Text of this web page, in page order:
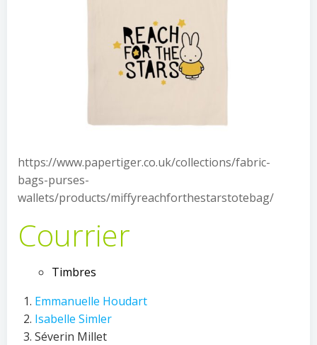
https://www.papertiger.co.uk/collections/fabric-
bags-purses-
wallets/products/miffyreachforthestarstotebag/
Courrier
Timbres
Emmanuelle Houdart
Isabelle Simler
Séverin Millet